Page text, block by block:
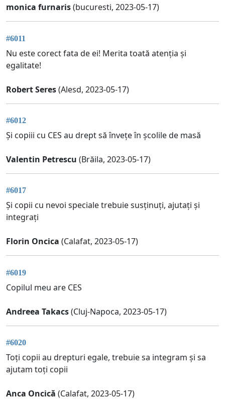
monica furnaris(bucuresti, 2023-05-17)
#6011
Nu este corect fata de ei! Merita toată atenția și
egalitate!
Robert Seres(Alesd, 2023-05-17)
#6012
Și copiii cu CES au drept să învețe în școlile de masă
Valentin Petrescu (Brăila, 2023-05-17)
#6017
Și copii cu nevoi speciale trebuie susținuți, ajutați și
integrați
Florin Oncica (Calafat, 2023-05-17)
#6019
Copilul meu are CES
Andreea Takacs(Cluj-Napoca, 2023-05-17)
#6020
Toți copii au drepturi egale, trebuie sa integram și sa
ajutam toți copii
Anca Oncică (Calafat, 2023-05-17)